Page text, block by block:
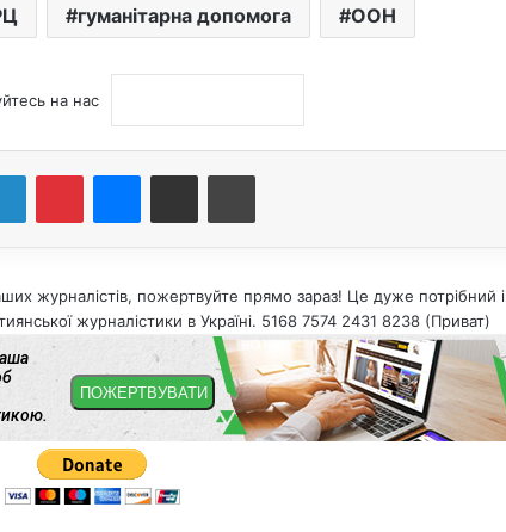
гуманітарна допомога ООН
на нас
Поділитися електронною поштою
журналістів, пожертвуйте прямо зараз! Це дуже потрібний і
журналістики в Україні. 5168 7574 2431 8238 (Приват)